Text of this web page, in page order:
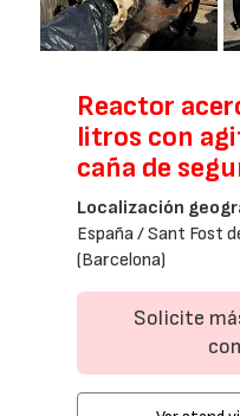
Reactor
litros con
caña de
Localización
España / Sant Fost
(Barcelona)
Solicite